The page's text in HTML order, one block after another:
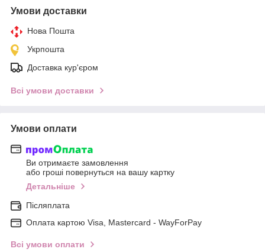
Умови доставки
Нова Пошта
Укрпошта
Доставка кур'єром
Всі умови доставки
Умови оплати
Ви отримаєте замовлення
або гроші повернуться на вашу картку
Детальніше
Післяплата
Оплата картою Visa, Mastercard - WayForPay
Всі умови оплати